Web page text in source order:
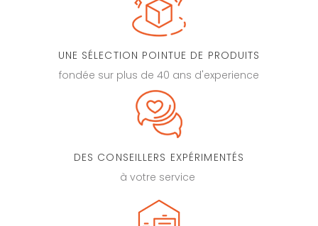
UNE SÉLECTION POINTUE DE PRODUITS
fondée sur plus de 40 ans d'experience
DES CONSEILLERS EXPÉRIMENTÉS
à votre service